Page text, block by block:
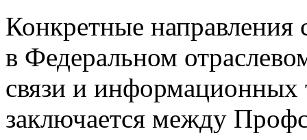
Конкретные
в Федеральном
связи и информационных
заключается между